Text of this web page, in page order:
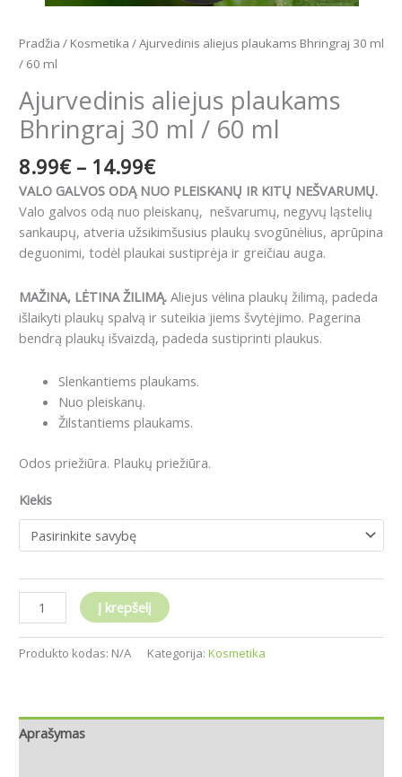
Pradžia / Kosmetika / Ajurvedinis aliejus plaukams Bhringraj 30 ml
/ 60 ml
Ajurvedinis aliejus plaukams
Bhringraj 30 ml / 60 ml
8.99€ – 14.99€
VALO GALVOS ODĄ NUO PLEISKANŲ IR KITŲ NEŠVARUMŲ.
Valo galvos odą nuo pleiskanų, nešvarumų, negyvų ląstelių
sankaupų, atveria užsikimšusius plaukų svogūnėlius, aprūpina
deguonimi, todėl plaukai sustiprėja ir greičiau auga.
MAŽINA, LĖTINA ŽILIMĄ. Aliejus vėlina plaukų žilimą, padeda
išlaikyti plaukų spalvą ir suteikia jiems švytėjimo. Pagerina
bendrą plaukų išvaizdą, padeda sustiprinti plaukus.
Slenkantiems plaukams.
Nuo pleiskanų.
Žilstantiems plaukams.
Odos priežiūra. Plaukų priežiūra.
Kiekis
Į krepšelį
Produkto kodas: N/A Kategorija: Kosmetika
Aprašymas